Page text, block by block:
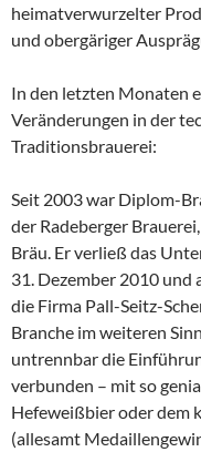
heimatverwurzelter
und obergäriger
In den letzten Monaten
Veränderungen in der
Traditionsbrauerei:
Seit 2003 war Diplom-
der Radeberger
Bräu. Er verließ das
31. Dezember 2010 und
die Firma Pall-Seitz-
Branche im weiteren
untrennbar die
verbunden – mit so
Hefeweißbier oder dem
(allesamt